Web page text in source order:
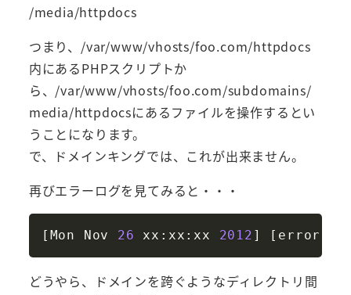
/media/httpdocs
つまり、/var/www/vhosts/foo.com/httpdocs
内にあるPHPスクリプトか
ら、/var/www/vhosts/foo.com/subdomains/
media/httpdocsにあるファイルを操作するとい
うことになります。
で、ドメインキングでは、これが出来ません。
再びエラーログを見てみると・・・
[ Mon Nov 26 xx:xx:xx 2012 ] [ error
Copy
どうやら、ドメインを跨ぐようなディレクトリ間